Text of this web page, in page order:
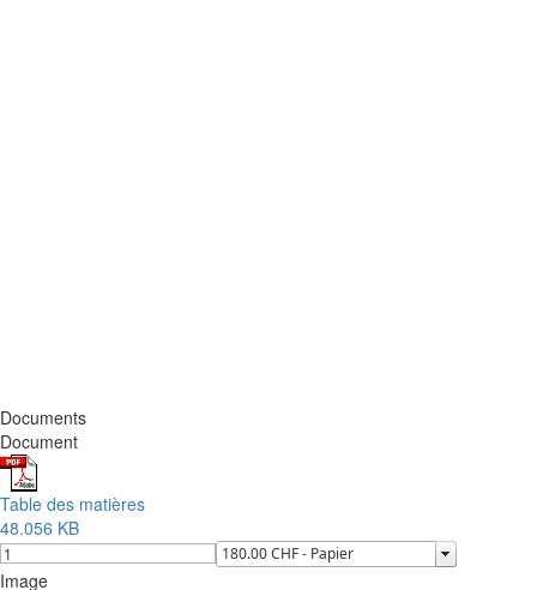
Documents
Document
Table des matières
48.056 KB
Image